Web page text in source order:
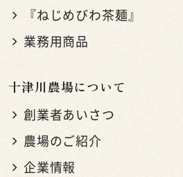
『ねじめびわ茶麺』
業務用商品
十津川農場について
創業者あいさつ
農場のご紹介
企業情報